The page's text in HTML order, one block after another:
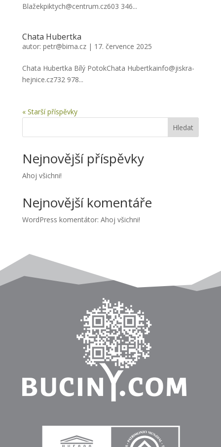
Blažekpiktych@centrum.cz603 346...
Chata Hubertka
autor: petr@bima.cz| 17. července 2025
Chata Hubertka Bílý PotokChata Hubertkainfo@jiskra-
hejnice.cz732 978...
« Starší příspěvky
Hledat
Nejnovější příspěvky
Ahoj všichni!
Nejnovější komentáře
WordPress komentátor: Ahoj všichni!